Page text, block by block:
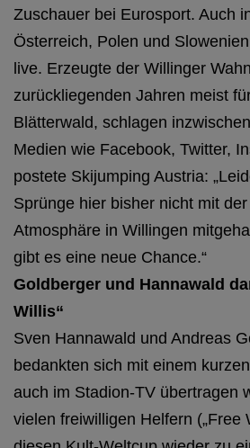
Zuschauer bei Eurosport. Auch
Österreich, Polen und
live. Erzeugte der Willinger
zurückliegenden Jahren meist
Blätterwald, schlagen
Medien wie Facebook, Twitter,
postete Skijumping Austria:
Sprünge hier bisher nicht mit
Atmosphäre in Willingen
gibt es eine neue Chance.“
Goldberger und Hannawald
Willis“
Sven Hannawald und Andreas
bedankten sich mit einem
auch im Stadion-TV übertragen
vielen freiwilligen Helfern („Free